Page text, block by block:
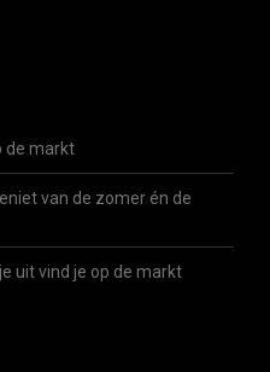
de markt
van de zomer én de
uit vind je op de markt